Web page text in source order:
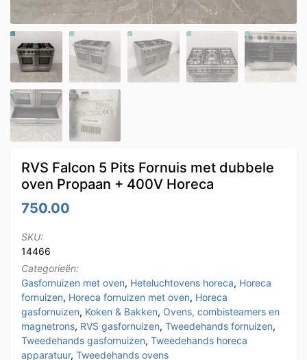
RVS Falcon 5 Pits Fornuis met dubbele
oven Propaan + 400V Horeca
750.00
SKU:
14466
Categorieën:
Gasfornuizen met oven, Heteluchtovens horeca, Horeca
fornuizen, Horeca fornuizen met oven, Horeca
gasfornuizen, Koken & Bakken, Ovens, combisteamers en
magnetrons, RVS gasfornuizen, Tweedehands fornuizen,
Tweedehands gasfornuizen, Tweedehands horeca
apparatuur, Tweedehands ovens